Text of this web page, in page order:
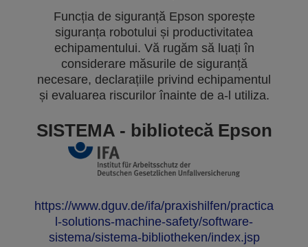
Funcția de siguranță Epson sporește
siguranța robotului și productivitatea
echipamentului. Vă rugăm să luați în
considerare măsurile de siguranță
necesare, declarațiile privind echipamentul
și evaluarea riscurilor înainte de a-l utiliza.
SISTEMA - bibliotecă Epson
https://www.dguv.de/ifa/praxishilfen/practica
l-solutions-machine-safety/software-
sistema/sistema-bibliotheken/index.jsp